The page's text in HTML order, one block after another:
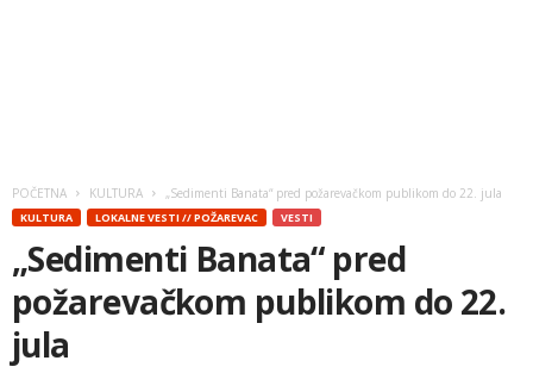
POČETNA KULTURA „Sedimenti Banata“ pred požarevačkom publikom do 22. jula
KULTURA LOKALNE VESTI // POŽAREVAC VESTI
„Sedimenti Banata“ pred
požarevačkom publikom do 22.
jula